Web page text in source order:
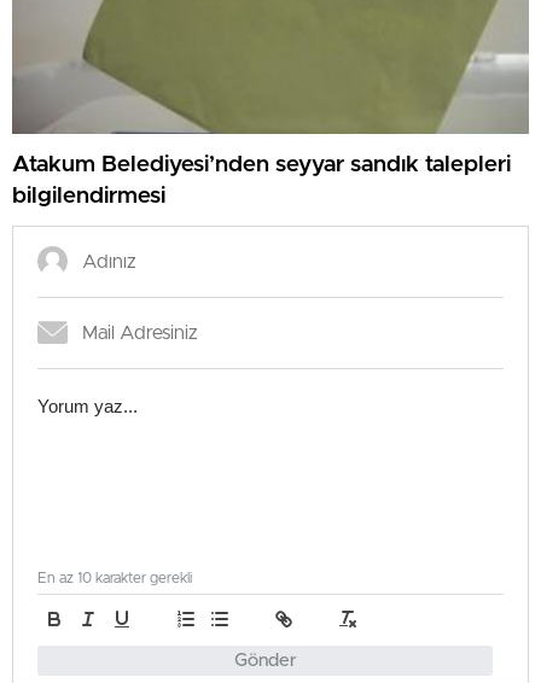
Atakum Belediyesi’nden seyyar sandık talepleri
bilgilendirmesi
Gönder
En az 10 karakter gerekli